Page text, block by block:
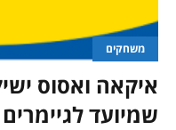
וכל השאר
משחקים
איקאה ואסוס
שמיועד לגיימרים